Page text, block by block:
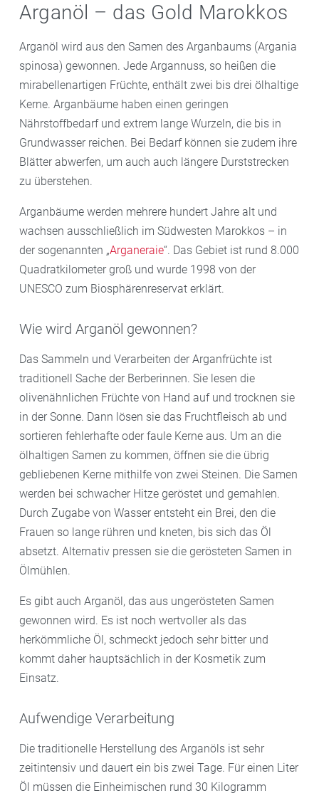
Arganöl – das Gold Marokkos
Arganöl wird aus den Samen des Arganbaums (Argania
spinosa) gewonnen. Jede Argannuss, so heißen die
mirabellenartigen Früchte, enthält zwei bis drei ölhaltige
Kerne. Arganbäume haben einen geringen
Nährstoffbedarf und extrem lange Wurzeln, die bis in
Grundwasser reichen. Bei Bedarf können sie zudem ihre
Blätter abwerfen, um auch auch längere Durststrecken
zu überstehen.
Arganbäume werden mehrere hundert Jahre alt und
wachsen ausschließlich im Südwesten Marokkos – in
der sogenannten „Arganeraie“. Das Gebiet ist rund 8.000
Quadratkilometer groß und wurde 1998 von der
UNESCO zum Biosphärenreservat erklärt.
Wie wird Arganöl gewonnen?
Das Sammeln und Verarbeiten der Arganfrüchte ist
traditionell Sache der Berberinnen. Sie lesen die
olivenähnlichen Früchte von Hand auf und trocknen sie
in der Sonne. Dann lösen sie das Fruchtfleisch ab und
sortieren fehlerhafte oder faule Kerne aus. Um an die
ölhaltigen Samen zu kommen, öffnen sie die übrig
gebliebenen Kerne mithilfe von zwei Steinen. Die Samen
werden bei schwacher Hitze geröstet und gemahlen.
Durch Zugabe von Wasser entsteht ein Brei, den die
Frauen so lange rühren und kneten, bis sich das Öl
absetzt. Alternativ pressen sie die gerösteten Samen in
Ölmühlen.
Es gibt auch Arganöl, das aus ungerösteten Samen
gewonnen wird. Es ist noch wertvoller als das
herkömmliche Öl, schmeckt jedoch sehr bitter und
kommt daher hauptsächlich in der Kosmetik zum
Einsatz.
Aufwendige Verarbeitung
Die traditionelle Herstellung des Arganöls ist sehr
zeitintensiv und dauert ein bis zwei Tage. Für einen Liter
Öl müssen die Einheimischen rund 30 Kilogramm